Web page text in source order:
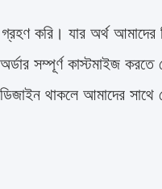
করি। যার অর্থ আমাদের
সম্পূর্ণ কাস্টমাইজ
থাকলে আমাদের সাথে